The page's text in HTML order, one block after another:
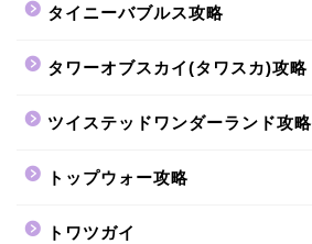
タイニーバブルス攻略
タワーオブスカイ(タワスカ)攻略
ツイステッドワンダーランド攻略
トップウォー攻略
トワツガイ